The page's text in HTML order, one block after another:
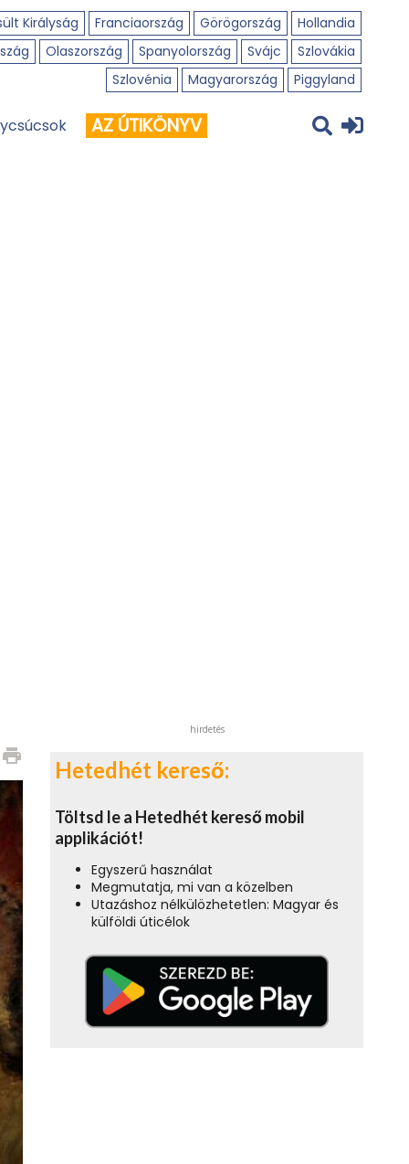
Királyság Franciaország Görögország
Hollandia
Olaszország Spanyolország Svájc
Szlovákia
Szlovénia
Magyarország Piggyland
AZ ÚTIKÖNYV
print
hirdetés
Hetedhét kereső:
Töltsd le a Hetedhét kereső mobil
applikációt!
Egyszerű használat
Megmutatja, mi van a közelben
Utazáshoz nélkülözhetetlen: Magyar és
külföldi úticélok